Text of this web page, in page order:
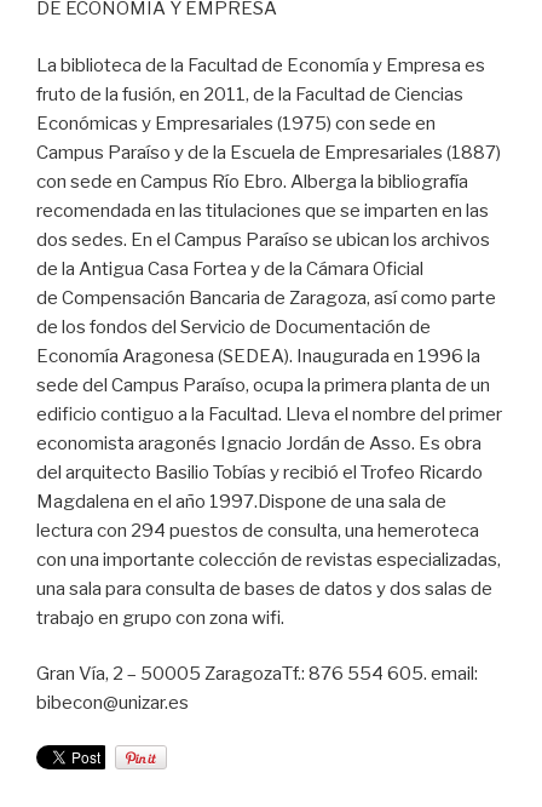
DE ECONOMÍA Y EMPRESA
La biblioteca de la Facultad de Economía y Empresa es
fruto de la fusión, en 2011, de la Facultad de Ciencias
Económicas y Empresariales (1975) con sede en
Campus Paraíso y de la Escuela de Empresariales (1887)
con sede en Campus Río Ebro. Alberga la bibliografía
recomendada en las titulaciones que se imparten en las
dos sedes. En el Campus Paraíso se ubican los archivos
de la Antigua Casa Fortea y de la Cámara Oficial
de Compensación Bancaria de Zaragoza, así como parte
de los fondos del Servicio de Documentación de
Economía Aragonesa (SEDEA). Inaugurada en 1996 la
sede del Campus Paraíso, ocupa la primera planta de un
edificio contiguo a la Facultad. Lleva el nombre del primer
economista aragonés Ignacio Jordán de Asso. Es obra
del arquitecto Basilio Tobías y recibió el Trofeo Ricardo
Magdalena en el año 1997.Dispone de una sala de
lectura con 294 puestos de consulta, una hemeroteca
con una importante colección de revistas especializadas,
una sala para consulta de bases de datos y dos salas de
trabajo en grupo con zona wifi.
Gran Vía, 2 – 50005 ZaragozaTf.: 876 554 605. email:
bibecon@unizar.es